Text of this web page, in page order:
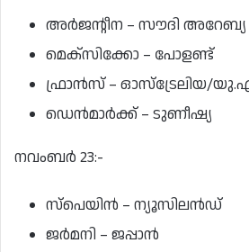
അര്‍ജന്റീന – സൗദി അറേബ്യ
മെക്‌സിക്കോ – പോളണ്ട്
ഫ്രാന്‍സ് – ഓസ്‌ട്രേലിയ/
ഡെന്‍മാര്‍ക്ക് – ടുണീഷ്യ
നവംബര്‍ 23:-
സ്‌പെയിന്‍ – ന്യൂസിലന്‍ഡ്
ജര്‍മനി – ജപ്പാന്‍